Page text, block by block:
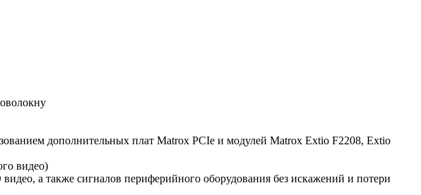
дополнительных плат Matrox PCIe и модулей Matrox Extio F2208, Extio
видео)
а также сигналов периферийного оборудования без искажений и потери